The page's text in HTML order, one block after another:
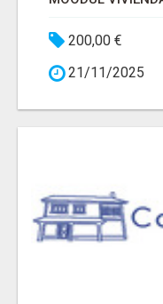
200,00 €
21/11/2025